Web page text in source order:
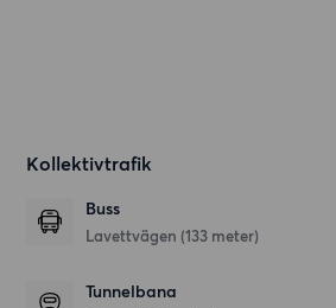
Kollektivtrafik
Buss
Lavettvägen (133 meter)
Tunnelbana